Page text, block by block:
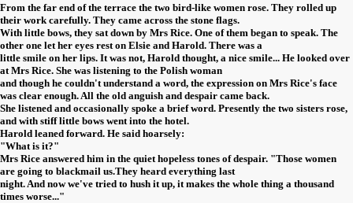
From the far end of the terrace the two bird-like women rose. They rolled up
their work carefully. They came across the stone flags.
With little bows, they sat down by Mrs Rice. One of them began to speak. The
other one let her eyes rest on Elsie and Harold. There was a
little smile on her lips. It was not, Harold thought, a nice smile... He looked over
at Mrs Rice. She was listening to the Polish woman
and though he couldn't understand a word, the expression on Mrs Rice's face
was clear enough. All the old anguish and despair came back.
She listened and occasionally spoke a brief word. Presently the two sisters rose,
and with stiff little bows went into the hotel.
Harold leaned forward. He said hoarsely:
"What is it?"
Mrs Rice answered him in the quiet hopeless tones of despair. "Those women
are going to blackmail us.They heard everything last
night. And now we've tried to hush it up, it makes the whole thing a thousand
times worse..."